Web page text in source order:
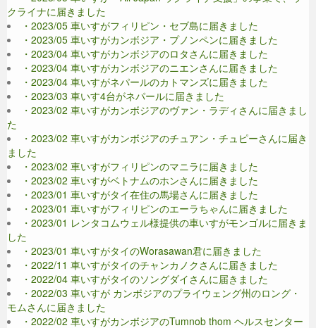
クライナに届きました
・2023/05 車いすがフィリピン・セブ島に届きました
・2023/05 車いすがカンボジア・プノンペンに届きました
・2023/04 車いすがカンボジアのロタさんに届きました
・2023/04 車いすがカンボジアのニエンさんに届きました
・2023/04 車いすがネパールのカトマンズに届きました
・2023/03 車いす4台がネパールに届きました
・2023/02 車いすがカンボジアのヴァン・ラディさんに届きまし
た
・2023/02 車いすがカンボジアのチュアン・チュピーさんに届き
ました
・2023/02 車いすがフィリピンのマニラに届きました
・2023/02 車いすがベトナムのホンさんに届きました
・2023/01 車いすがタイ在住の馬場さんに届きました
・2023/01 車いすがフィリピンのエーラちゃんに届きました
・2023/01 レンタコムウェル様提供の車いすがモンゴルに届きま
した
・2023/01 車いすがタイのWorasawan君に届きました
・2022/11 車いすがタイのチャンカノクさんに届きました
・2022/04 車いすがタイのソングダイさんに届きました
・2022/03 車いすが カンボジアのプライウェング州のロング・
モムさんに届きました
・2022/02 車いすがカンボジアのTumnob thom ヘルスセンター